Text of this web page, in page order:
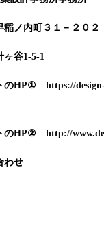
ノ内町３１－２０２
ヶ谷1-5-1
トのHP①https://
トのHP②http://
わせ